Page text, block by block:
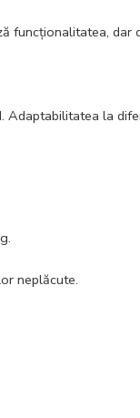
funcționalitatea, dar
Adaptabilitatea la
neplăcute.